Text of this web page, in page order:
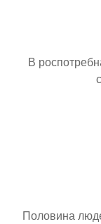
В
Половина